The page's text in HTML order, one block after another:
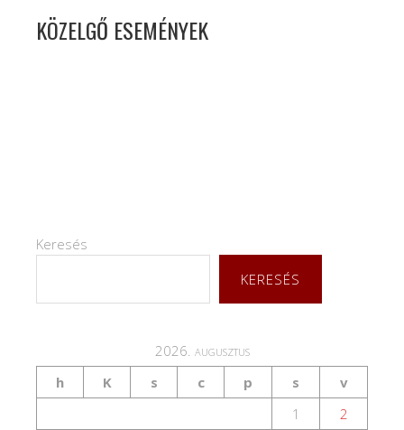
KÖZELGŐ ESEMÉNYEK
Keresés
KERESÉS
2026. augusztus
h
K s c p s
v
1
2